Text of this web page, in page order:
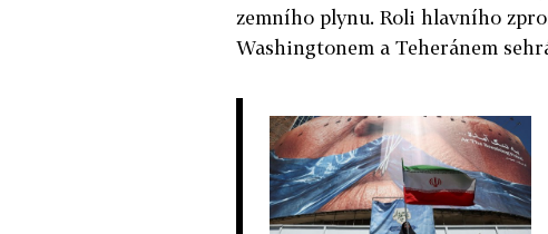
zemního plynu. Roli hlavního
Washingtonem a Teheránem